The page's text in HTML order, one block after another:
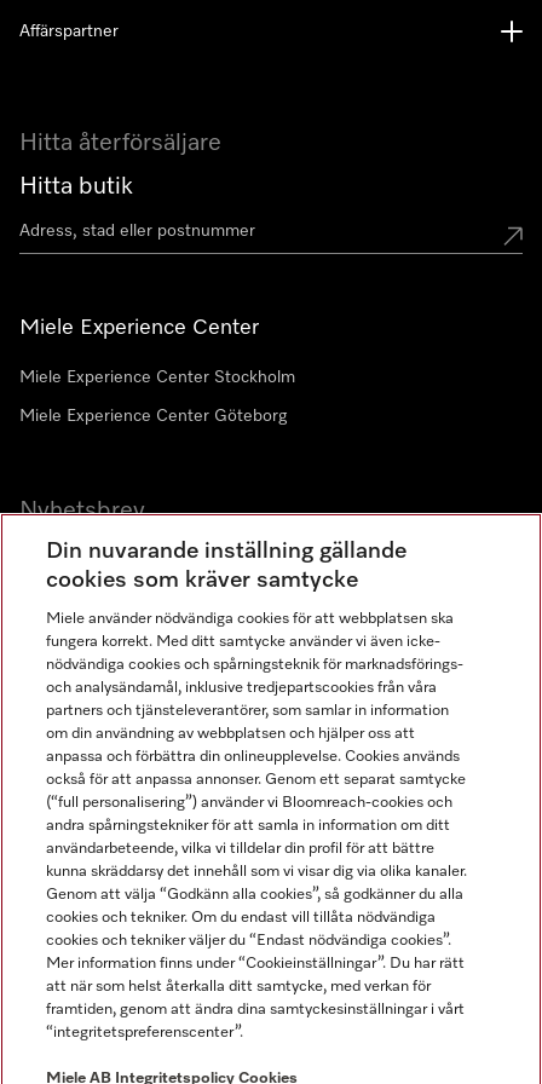
Hitta återförsäljare
Hitta butik
Miele Experience Center
Miele Experience Center Stockholm
Miele Experience Center Göteborg
Nyhetsbrev
Gå med i vår gemenskap
Affärspartner
Miele AB
Allmänna villkor
Användarvillkor
Miele tillgänglighetsförklaring
Lagen om digitala tjänster
Miele på LinkedIn
Miele på Facebook
Miele på Instagram
Miele på Youtube
Din nuvarande inställning gällande
cookies som kräver samtycke
Miele använder nödvändiga cookies för att webbplatsen ska
fungera korrekt. Med ditt samtycke använder vi även icke-
nödvändiga cookies och spårningsteknik för marknadsförings-
och analysändamål, inklusive tredjepartscookies från våra
partners och tjänsteleverantörer, som samlar in information
om din användning av webbplatsen och hjälper oss att
anpassa och förbättra din onlineupplevelse. Cookies används
också för att anpassa annonser. Genom ett separat samtycke
(“full personalisering”) använder vi Bloomreach-cookies och
andra spårningstekniker för att samla in information om ditt
användarbeteende, vilka vi tilldelar din profil för att bättre
kunna skräddarsy det innehåll som vi visar dig via olika kanaler.
Genom att välja “Godkänn alla cookies”, så godkänner du alla
cookies och tekniker. Om du endast vill tillåta nödvändiga
cookies och tekniker väljer du “Endast nödvändiga cookies”.
Mer information finns under “Cookieinställningar”. Du har rätt
att när som helst återkalla ditt samtycke, med verkan för
framtiden, genom att ändra dina samtyckesinställningar i vårt
“integritetspreferenscenter”.
Miele AB Integritetspolicy Cookies